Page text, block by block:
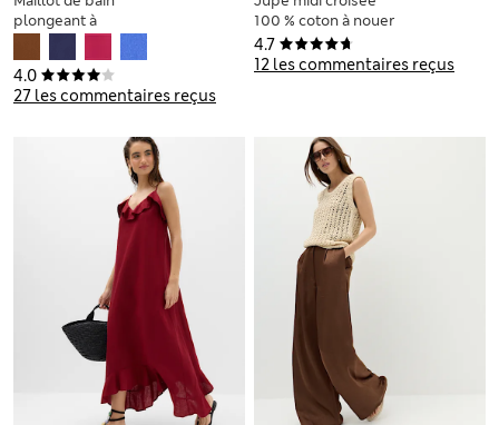
4.0
27 les commentaires reçus
plongeant à
sculptants
4.7
12 les commentaires reçus
100 % coton à nouer
sur le côté